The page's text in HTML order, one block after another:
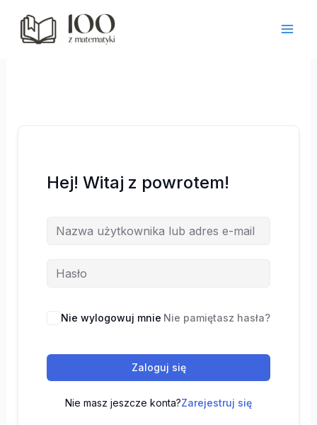
treści
Hej! Witaj z powrotem!
Nie wylogowuj mnie Nie pamiętasz hasła?
Zaloguj się
Nie masz jeszcze konta?Zarejestruj się